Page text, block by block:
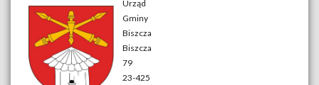
Urząd
Gminy
Biszcza
Biszcza
79
23-425